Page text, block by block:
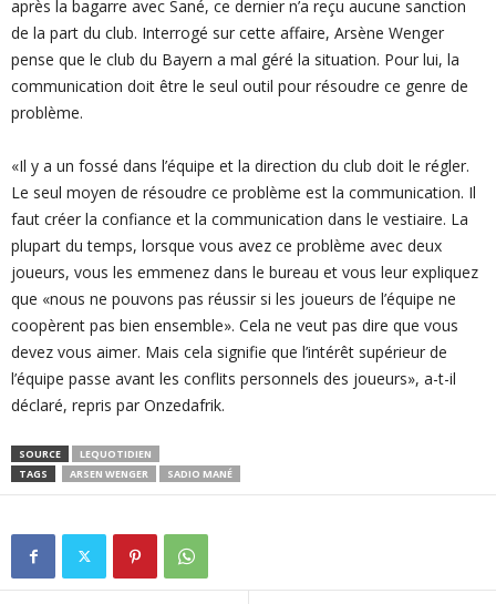
après la bagarre avec Sané, ce dernier n’a reçu aucune sanction
de la part du club. Interrogé sur cette affaire, Arsène Wenger
pense que le club du Bayern a mal géré la situation. Pour lui, la
communication doit être le seul outil pour résoudre ce genre de
problème.
«Il y a un fossé dans l’équipe et la direction du club doit le régler.
Le seul moyen de résoudre ce problème est la communication. Il
faut créer la confiance et la communication dans le vestiaire. La
plupart du temps, lorsque vous avez ce problème avec deux
joueurs, vous les emmenez dans le bureau et vous leur expliquez
que «nous ne pouvons pas réussir si les joueurs de l’équipe ne
coopèrent pas bien ensemble». Cela ne veut pas dire que vous
devez vous aimer. Mais cela signifie que l’intérêt supérieur de
l’équipe passe avant les conflits personnels des joueurs», a-t-il
déclaré, repris par Onzedafrik.
SOURCE
LEQUOTIDIEN
TAGS
ARSEN WENGER SADIO MANÉ